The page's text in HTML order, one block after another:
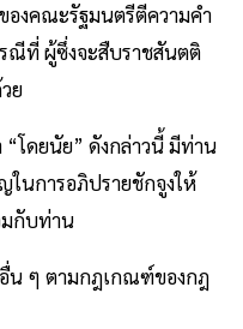
องคณะรัฐมนตรีตีความคำ
ณีที่ ผู้ซึ่งจะสืบราชสันตติ
ย
โดยนัย” ดังกล่าวนี้ มีท่าน
นการอภิปรายชักจูงให้
มกับท่าน
น ๆ ตามกฎเกณฑ์ของกฎ